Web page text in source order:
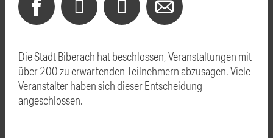
Die Stadt Biberach hat beschlossen, Veranstaltungen mit
über 200 zu erwartenden Teilnehmern abzusagen. Viele
Veranstalter haben sich dieser Entscheidung
angeschlossen.